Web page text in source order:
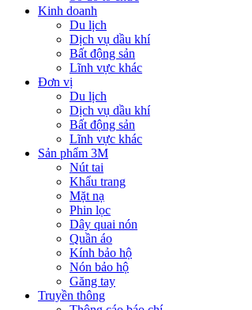
Kinh doanh
Du lịch
Dịch vụ dầu khí
Bất động sản
Lĩnh vực khác
Đơn vị
Du lịch
Dịch vụ dầu khí
Bất động sản
Lĩnh vực khác
Sản phẩm 3M
Nút tai
Khẩu trang
Mặt nạ
Phin lọc
Dây quai nón
Quần áo
Kính bảo hộ
Nón bảo hộ
Găng tay
Truyền thông